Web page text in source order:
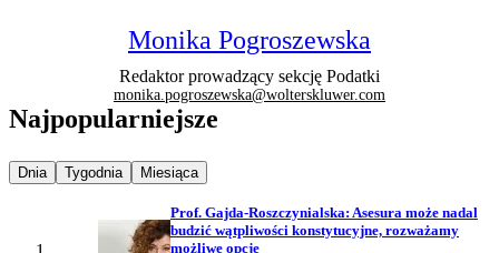
Monika Pogroszewska
Redaktor prowadzący sekcję Podatki
monika.pogroszewska@wolterskluwer.com
Najpopularniejsze
Najpopularniejsze wiadomości z
Dnia Najpopularniejsze wiadomości z
Tygodnia Najpopularniejsze wiadomości z
Miesiąca
Prof. Gajda-Roszczynialska: Asesura może nadal
budzić wątpliwości konstytucyjne, rozważamy
możliwe opcje